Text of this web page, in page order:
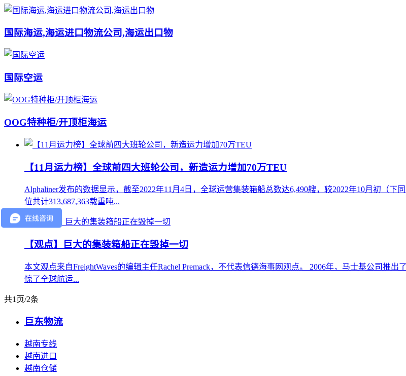
国际海运,海运进口物流公司,海运出口物
国际空运
OOG特种柜/开顶柜海运
【11月运力榜】全球前四大班轮公司，新造运力增加70万TEU
Alphaliner发布的数据显示，截至2022年11月4日，全球运营集装箱船总数达6,490艘，较2022年10月初（下
位共计313,687,363载重吨...
【观点】巨大的集装箱船正在毁掉一切
本文观点来自FreightWaves的编辑主任Rachel Premack，不代表信德海事网观点。 2006年，马士基公司推
惊了全球航运...
共1页/2条
巨东物流
越南专线
越南进口
越南仓储